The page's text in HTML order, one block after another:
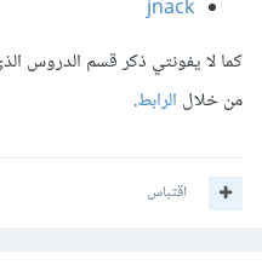
jnack
كما لا يفونتي ذكر قسم الدروس
من خلال الرابط.
اقتباس